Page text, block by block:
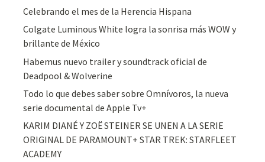
Celebrando el mes de la Herencia Hispana
Colgate Luminous White logra la sonrisa más WOW y
brillante de México
Habemus nuevo trailer y soundtrack oficial de
Deadpool & Wolverine
Todo lo que debes saber sobre Omnívoros, la nueva
serie documental de Apple Tv+
KARIM DIANÉ Y ZOË STEINER SE UNEN A LA SERIE
ORIGINAL DE PARAMOUNT+ STAR TREK: STARFLEET
ACADEMY